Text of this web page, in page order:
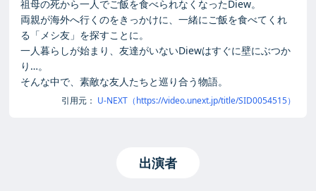
祖母の死から一人でご飯を食べられなくなったDiew。
両親が海外へ行くのをきっかけに、一緒にご飯を食べてくれ
る「メシ友」を探すことに。
一人暮らしが始まり、友達がいないDiewはすぐに壁にぶつか
り…。
そんな中で、素敵な友人たちと巡り合う物語。
引用元： U-NEXT（https://video.unext.jp/title/SID0054515）
出演者